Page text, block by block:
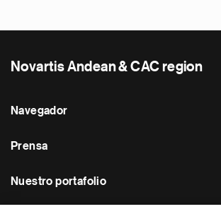
Novartis Andean & CAC region
Navegador
Prensa
Nuestro portafolio